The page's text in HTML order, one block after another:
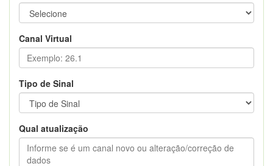
Canal Virtual
Tipo de Sinal
Qual atualização